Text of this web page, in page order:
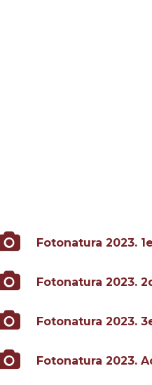
Fotonatura 2023.
Fotonatura 2023.
Fotonatura 2023.
Fotonatura 2023.